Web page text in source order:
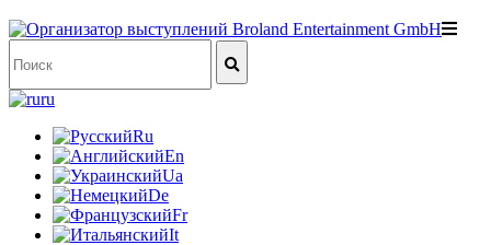
ru
Ru
En
Ua
De
Fr
It